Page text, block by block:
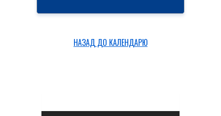
НАЗАД ДО КАЛЕНДАРЮ